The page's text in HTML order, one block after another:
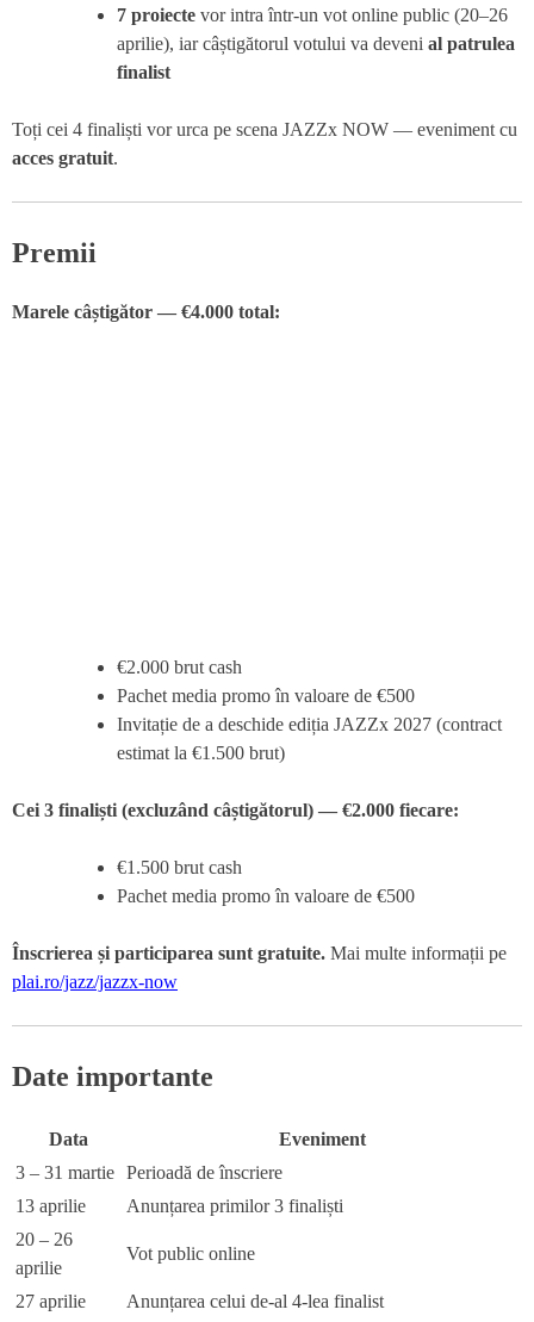
7 proiecte vor intra într-un vot online public (20–26
aprilie), iar câștigătorul votului va deveni al patrulea
finalist
Toți cei 4 finaliști vor urca pe scena JAZZx NOW — eveniment cu
acces gratuit.
Premii
Marele câștigător — €4.000 total:
€2.000 brut cash
Pachet media promo în valoare de €500
Invitație de a deschide ediția JAZZx 2027 (contract
estimat la €1.500 brut)
Cei 3 finaliști (excluzând câștigătorul) — €2.000 fiecare:
€1.500 brut cash
Pachet media promo în valoare de €500
Înscrierea și participarea sunt gratuite. Mai multe informații pe
plai.ro/jazz/jazzx-now
Date importante
Data
Eveniment
3 – 31 martie Perioadă de înscriere
13 aprilie
Anunțarea primilor 3 finaliști
20 – 26
aprilie
Vot public online
27 aprilie
Anunțarea celui de-al 4-lea finalist